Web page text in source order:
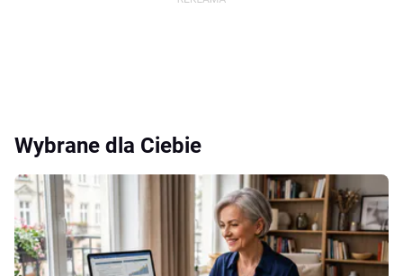
Wybrane dla Ciebie